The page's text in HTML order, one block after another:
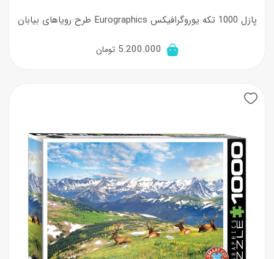
پازل 1000 تکه یوروگرافیکس Eurographics طرح رویاهای بیابان
5.200.000 تومان